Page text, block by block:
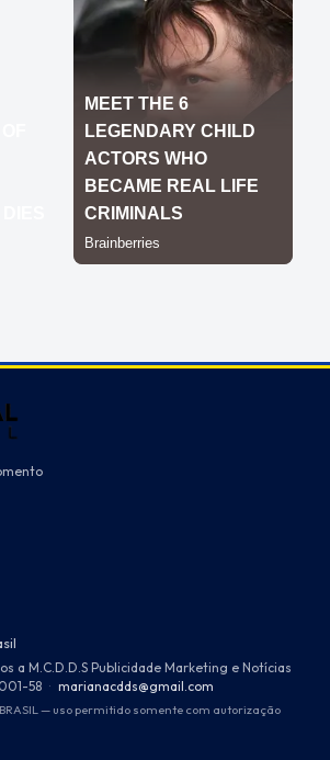
a M.C.D.D.S Publicidade Marketing e Notícias
58 · marianacdds@gmail.com
BRASIL — uso permitido somente com autorização